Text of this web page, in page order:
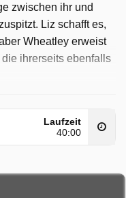
zwischen ihr und
Liz schafft es,
Wheatley erweist
ihrerseits ebenfalls
Laufzeit
40:00